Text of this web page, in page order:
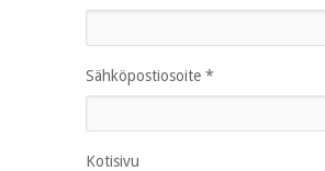
Sähköpostiosoite *
Kotisivu